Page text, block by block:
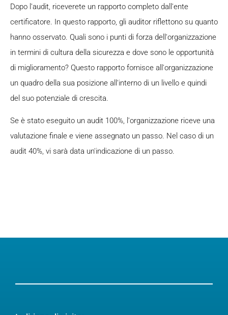
Dopo l'audit, riceverete un rapporto completo dall'ente
certificatore. In questo rapporto, gli auditor riflettono su quanto
hanno osservato. Quali sono i punti di forza dell'organizzazione
in termini di cultura della sicurezza e dove sono le opportunità
di miglioramento? Questo rapporto fornisce all'organizzazione
un quadro della sua posizione all'interno di un livello e quindi
del suo potenziale di crescita.
Se è stato eseguito un audit 100%, l'organizzazione riceve una
valutazione finale e viene assegnato un passo. Nel caso di un
audit 40%, vi sarà data un'indicazione di un passo.